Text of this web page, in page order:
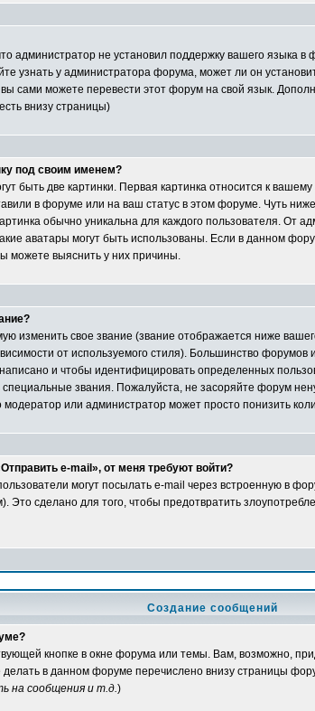
администратор не установил поддержку вашего языка
узнать у администратора форума, может ли он
вы сами можете перевести этот форум на свой язык.
внизу страницы)
под своим именем?
быть две картинки. Первая картинка относится к
в форуме или на ваш статус в этом форуме. Чуть
обычно уникальна для каждого пользователя. От
аватары могут быть использованы. Если в данном
можете выяснить у них причины.
изменить свое звание (звание отображается ниже
от используемого стиля). Большинство форумов
и чтобы идентифицировать определенных
звания. Пожалуйста, не засоряйте форум
модератор или администратор может просто понизить
e-mail», от меня требуют войти?
могут посылать e-mail через встроенную в
Это сделано для того, чтобы предотвратить
Создание сообщений
кнопке в окне форума или темы. Вам, возможно,
в данном форуме перечислено внизу страницы
на сообщения и т.д.)